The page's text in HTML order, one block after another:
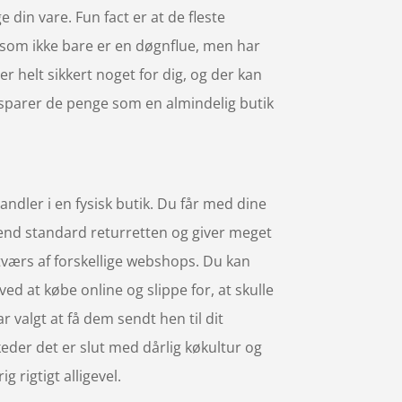
din vare. Fun fact er at de fleste
ikke bare er en døgnflue, men har
helt sikkert noget for dig, og der kan
de penge som en almindelig butik
i en fysisk butik. Du får med dine
standard returretten og giver meget
af forskellige webshops. Du kan
at købe online og slippe for, at skulle
valgt at få dem sendt hen til dit
det er slut med dårlig køkultur og
rigtigt alligevel.